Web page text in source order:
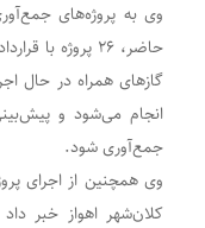
وی به پروژه‌های
گازهای همراه در حال
جمع‌آوری شود.
وی همچنین از اجرای
کلان‌شهر اهواز خبر